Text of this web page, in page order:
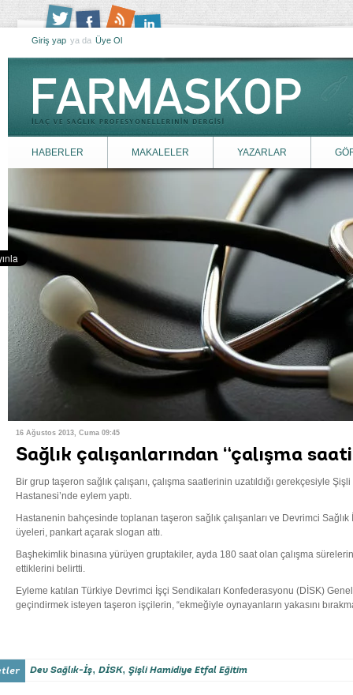
Giriş yap ya da Üye Ol
HABERLER MAKALELER YAZARLAR
16 Ağustos 2013, Cuma 09:45
Sağlık çalışanlarından “çalışma
Bir grup taşeron sağlık çalışanı, çalışma saatlerinin uzatıldığı gerekçesiyle
Hastanesi’nde eylem yaptı.
Hastanenin bahçesinde toplanan taşeron sağlık çalışanları ve Devrimci Sağlık
üyeleri, pankart açarak slogan attı.
Başhekimlik binasına yürüyen gruptakiler, ayda 180 saat olan çalışma
ettiklerini belirtti.
Eyleme katılan Türkiye Devrimci İşçi Sendikaları Konfederasyonu (DİSK)
geçindirmek isteyen taşeron işçilerin, “ekmeğiyle oynayanların yakasını
Dev Sağlık-İş, DİSK, Şişli Hamidiye Etfal Eğitim